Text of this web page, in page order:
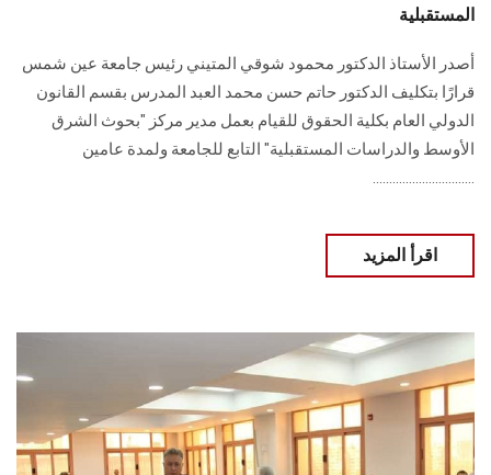
المستقبلية
أصدر الأستاذ الدكتور محمود شوقي المتيني رئيس جامعة عين شمس
قرارًا بتكليف الدكتور حاتم حسن محمد العبد المدرس بقسم القانون
الدولي العام بكلية الحقوق للقيام بعمل مدير مركز "بحوث الشرق
الأوسط والدراسات المستقبلية" التابع للجامعة ولمدة عامين
...............................
اقرأ المزيد